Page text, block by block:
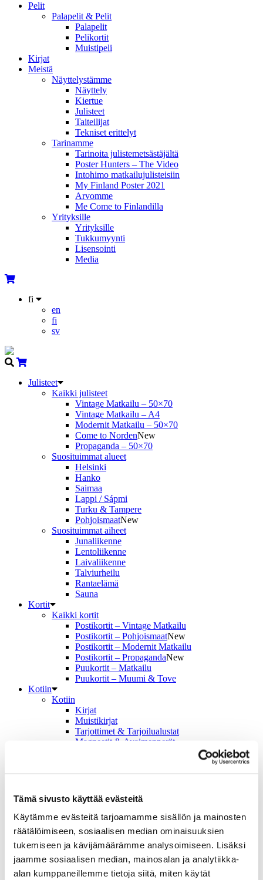
Tämä sivusto käyttää evästeitä
Käytämme evästeitä tarjoamamme sisällön ja mainosten
räätälöimiseen, sosiaalisen median ominaisuuksien
tukemiseen ja kävijämäärämme analysoimiseen. Lisäksi
jaamme sosiaalisen median, mainosalan ja analytiikka-
alan kumppaneillemme tietoja siitä, miten käytät
Pelit
Palapelit & Pelit
Palapelit
Pelikortit
Muistipeli
Kirjat
Meistä
Näyttelystämme
Näyttely
Kiertue
Julisteet
Taiteilijat
Tekniset erittelyt
Tarinamme
Tarinoita julistemetsästäjältä
Poster Hunters – The Video
Intohimo matkailujulisteisiin
My Finland Poster 2021
Arvomme
Me Come to Finlandilla
Yrityksille
Yrityksille
Tukkumyynti
Lisensointi
Media
fi
en
fi
sv
Julisteet
Kaikki julisteet
Vintage Matkailu – 50×70
Vintage Matkailu – A4
Modernit Matkailu – 50×70
Come to NordenNew
Propaganda – 50×70
Suosituimmat alueet
Helsinki
Hanko
Saimaa
Lappi / Sápmi
Turku & Tampere
PohjoismaatNew
Suosituimmat aiheet
Junaliikenne
Lentoliikenne
Laivaliikenne
Talviurheilu
Rantaelämä
Sauna
Kortit
Kaikki kortit
Postikortit – Vintage Matkailu
Postikortit – PohjoismaatNew
Postikortit – Modernit Matkailu
Postikortit – PropagandaNew
Puukortit – Matkailu
Puukortit – Muumi & Tove
Kotiin
Kotiin
Kirjat
Muistikirjat
Tarjottimet & Tarjoilualustat
Magneetit & Avaimenperät
Pelikortit
Muistipeli
Kirjat
Meistä
Näyttelystämme
Näyttely
Kiertue
Julisteet